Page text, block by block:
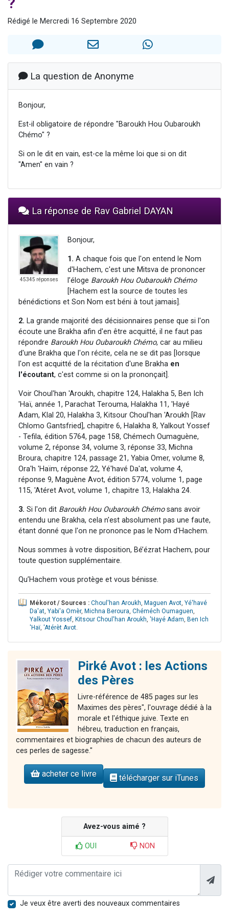
Rédigé le Mercredi 16 Septembre 2020
La question de Anonyme
Bonjour,
Est-il obligatoire de répondre "Baroukh Hou Oubaroukh
Chémo" ?
Si on le dit en vain, est-ce la même loi que si on dit
"Amen" en vain ?
La réponse de Rav Gabriel DAYAN
45345 réponses
Bonjour,
1. A chaque fois que l'on entend le Nom
d'Hachem, c'est une Mitsva de prononcer
l’éloge Baroukh Hou Oubaroukh Chémo
[Hachem est la source de toutes les
bénédictions et Son Nom est béni à tout jamais].
2. La grande majorité des décisionnaires pense que si l'on
écoute une Brakha afin d'en être acquitté, il ne faut pas
répondre Baroukh Hou Oubaroukh Chémo, car au milieu
d'une Brakha que l'on récite, cela ne se dit pas [lorsque
l'on est acquitté de la récitation d'une Brakha en
l'écoutant, c'est comme si on la prononçait].
Voir Choul'han 'Aroukh, chapitre 124, Halakha 5, Ben Ich
'Haï, année 1, Parachat Terouma, Halakha 11, 'Hayé
Adam, Klal 20, Halakha 3, Kitsour Choul'han 'Aroukh [Rav
Chlomo Gantsfried], chapitre 6, Halakha 8, Yalkout Yossef
- Tefila, édition 5764, page 158, Chémech Oumaguène,
volume 2, réponse 34, volume 3, réponse 33, Michna
Broura, chapitre 124, passage 21, Yabia Omer, volume 8,
Ora'h 'Haïm, réponse 22, Yé'havé Da'at, volume 4,
réponse 9, Maguène Avot, édition 5774, volume 1, page
115, 'Atéret Avot, volume 1, chapitre 13, Halakha 24.
3. Si l'on dit Baroukh Hou Oubaroukh Chémosans avoir
entendu une Brakha, cela n'est absolument pas une faute,
étant donné que l'on ne prononce pas le Nom d'Hachem.
Nous sommes à votre disposition, Bé’ézrat Hachem, pour
toute question supplémentaire.
Qu’Hachem vous protège et vous bénisse.
Mékorot / Sources : Choul'han Aroukh, Maguen Avot, Yé'havé
Da'at, Yabi'a Omèr, Michna Beroura, Chéméch Oumaguen,
Yalkout Yossef, Kitsour Choul'han Aroukh, 'Hayé Adam, Ben Ich
'Haï, 'Atérèt Avot.
Pirké Avot : les Actions
des Pères
Livre-référence de 485 pages sur les
Maximes des pères", l'ouvrage dédié à la
morale et l'éthique juive. Texte en
hébreu, traduction en français,
commentaires et biographies de chacun des auteurs de
ces perles de sagesse."
acheter ce livre télécharger sur iTunes
Avez-vous aimé ?
OUI NON
Je veux être averti des nouveaux commentaires